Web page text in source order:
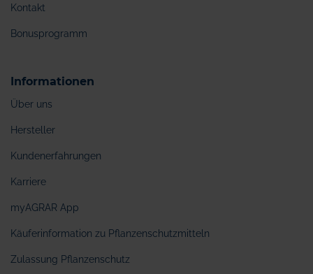
Kontakt
Bonusprogramm
Informationen
Über uns
Hersteller
Kundenerfahrungen
Karriere
myAGRAR App
Käuferinformation zu Pflanzenschutzmitteln
Zulassung Pflanzenschutz